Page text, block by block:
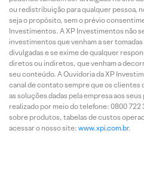
ou redistribuição para qualquer pessoa,
seja o propósito, sem o prévio
Investimentos. A XP Investimentos não
investimentos que venham a ser
divulgadas e se exime de qualquer
diretos ou indiretos, que venham a
seu conteúdo. A Ouvidoria da XP
canal de contato sempre que os clientes
as soluções dadas pela empresa aos
realizado por meio do telefone: 0800
sobre produtos, tabelas de custos
acessar o nosso site: www.xpi.com.br.